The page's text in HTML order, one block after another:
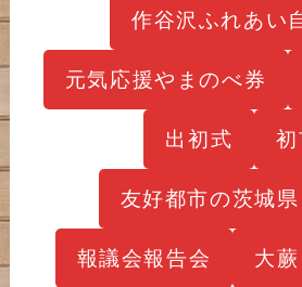
作谷沢ふれあい
元気応援やまのべ券
出初式
友好都市の茨城
報議会報告会 大蕨